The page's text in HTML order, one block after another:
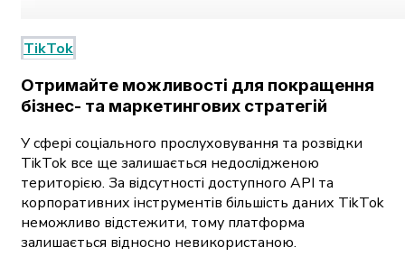
TikTok
Отримайте можливості для покращення
бізнес- та маркетингових стратегій
У сфері соціального прослуховування та розвідки
TikTok все ще залишається недослідженою
територією. За відсутності доступного API та
корпоративних інструментів більшість даних TikTok
неможливо відстежити, тому платформа
залишається відносно невикористаною.